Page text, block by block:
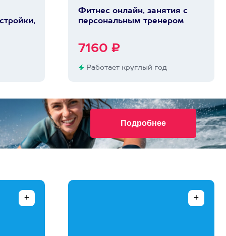
Фитнес онлайн, занятия с
персональным тренером
7160 ₽
Работает круглый год